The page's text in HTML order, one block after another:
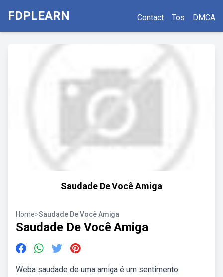
FDPLEARN Contact Tos DMCA
Saudade De Você Amiga
Home>Saudade De Você Amiga
Saudade De Você Amiga
Weba saudade de uma amiga é um sentimento